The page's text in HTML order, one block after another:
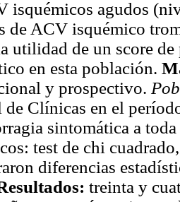
isquémicos agudos
de ACV isquémico
utilidad de un score
en esta población.
y prospectivo.
de Clínicas en el
sintomática a
test de chi
diferencias
treinta y